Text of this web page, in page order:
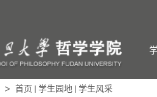
首页 学生园地 学生风采